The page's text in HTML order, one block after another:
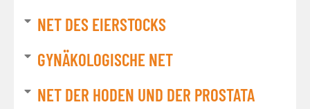
NET DES EIERSTOCKS
GYNÄKOLOGISCHE NET
NET DER HODEN UND DER PROSTATA